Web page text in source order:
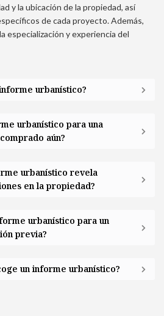
y la ubicación de la propiedad, así
de cada proyecto. Además,
especialización y experiencia del
urbanístico?
urbanístico para una
aún?
urbanístico revela
en la propiedad?
urbanístico para un
previa?
un informe urbanístico?